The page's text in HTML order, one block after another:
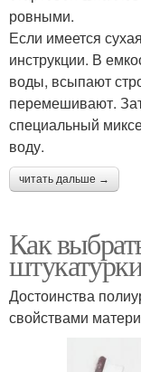
ровными.
Если имеется
инструкции. В
воды, всыпают
перемешивают.
специальный
воду.
читать дальше →
Как
Достоинства
свойствами